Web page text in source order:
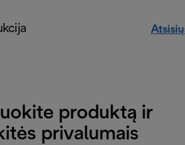
produktą ir
privalumais